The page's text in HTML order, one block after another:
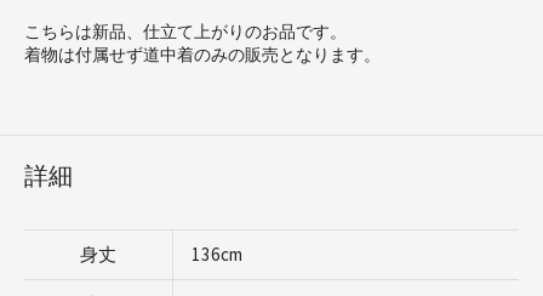
こちらは新品、仕立て上がりのお品です。
着物は付属せず道中着のみの販売となります。
詳細
身丈 136cm